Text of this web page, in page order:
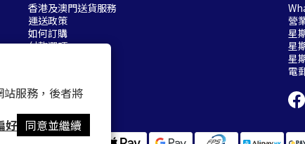
服務，後者將
好 同意並繼續
香港及澳門送貨服務
運送政策
如何訂購
付款選項
營
星
星
星